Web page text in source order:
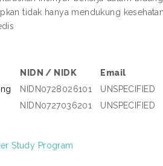
tidak hanya mendukung
NIDN / NIDK
Email
NIDN0728026101
UNSPECIFIED
NIDN0727036201 UNSPECIFIED
Study Program